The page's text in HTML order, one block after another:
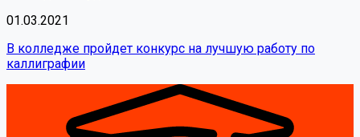
01.03.2021
В колледже пройдет конкурс на лучшую работу по
каллиграфии